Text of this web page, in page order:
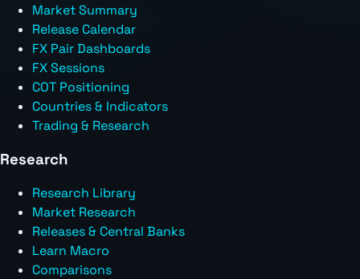
Market Summary
Release Calendar
FX Pair Dashboards
FX Sessions
COT Positioning
Countries & Indicators
Trading & Research
Research
Research Library
Market Research
Releases & Central Banks
Learn Macro
Comparisons